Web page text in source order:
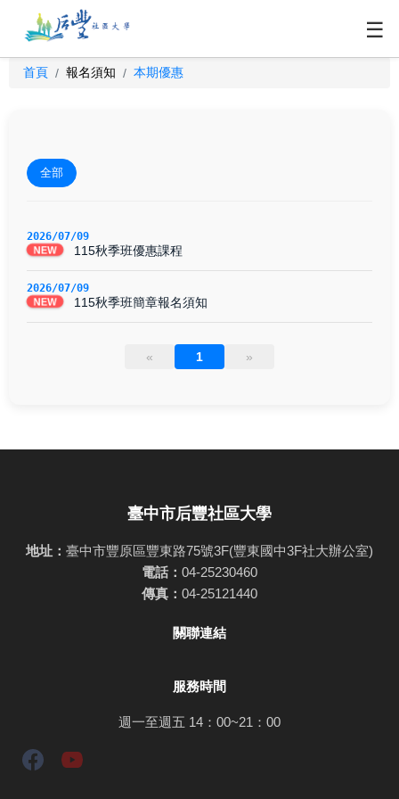
☰
首頁 / 報名須知 / 本期優惠
全部
2026/07/09
NEW 115秋季班優惠課程
2026/07/09
NEW 115秋季班簡章報名須知
« 1 »
臺中市后豐社區大學
地址： 臺中市豐原區豐東路75號3F(豐東國中3F社大辦公室)
電話： 04-25230460
傳真： 04-25121440
關聯連結
服務時間
週一至週五 14：00~21：00